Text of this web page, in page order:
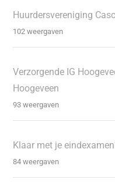
Huurdersvereniging
102 weergaven
Verzorgende IG
Hoogeveen
93 weergaven
Klaar met je
84 weergaven